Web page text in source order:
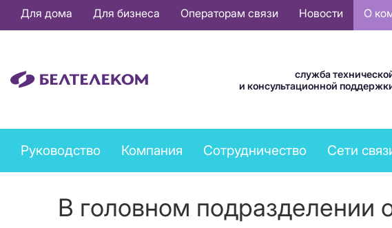
Основная
навигация
Для дома Для бизнеса Операторам связи Новости О
служба
и консультационной
Company
menu
Руководство Компания Сотрудничество Сети
В головном подразделении